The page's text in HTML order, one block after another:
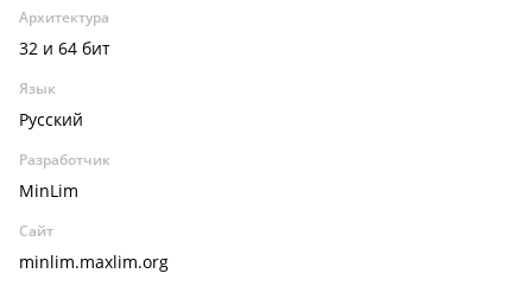
Архитектура
32 и 64 бит
Язык
Русский
Разработчик
MinLim
Сайт
minlim.maxlim.org